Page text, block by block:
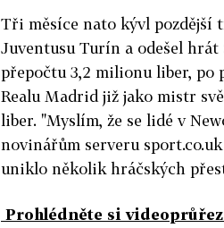
Tři měsíce nato kývl pozdější
Juventusu Turín a odešel
přepočtu 3,2 milionu liber, po
Realu Madrid již jako mistr
liber. "Myslím, že se lidé v
novinářům serveru
uniklo několik hráčských
Prohlédněte si